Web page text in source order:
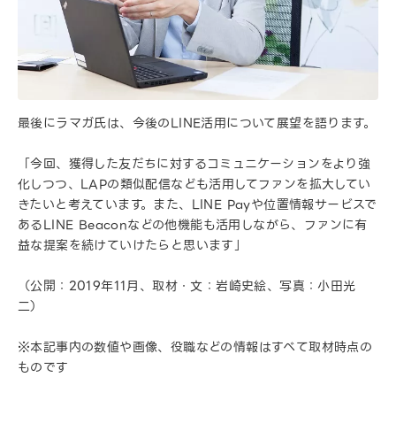
最後にラマガ氏は、今後のLINE活用について展望を語ります。
「今回、獲得した友だちに対するコミュニケーションをより強
化しつつ、LAPの類似配信なども活用してファンを拡大してい
きたいと考えています。また、LINE Payや位置情報サービスで
あるLINE Beaconなどの他機能も活用しながら、ファンに有
益な提案を続けていけたらと思います」
（公開：2019年11月、取材・文：岩崎史絵、写真：小田光
二）
※本記事内の数値や画像、役職などの情報はすべて取材時点の
ものです